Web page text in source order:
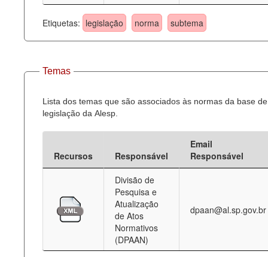
Etiquetas: legislação norma subtema
Temas
Lista dos temas que são associados às normas da base de
legislação da Alesp.
Recursos Responsável
Email
Responsável
Divisão de
Pesquisa e
Atualização
de Atos
Normativos
(DPAAN)
dpaan@al.sp.gov.br